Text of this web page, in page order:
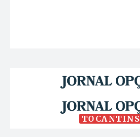
TOCANTINS